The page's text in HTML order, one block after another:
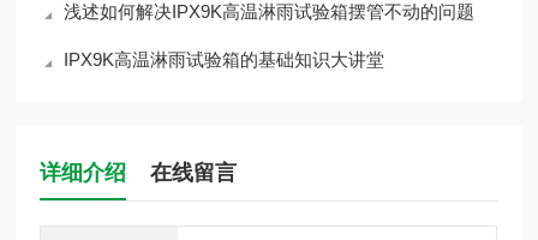
浅述如何解决IPX9K高温淋雨试验箱摆管不动的问题
IPX9K高温淋雨试验箱的基础知识大讲堂
详细介绍 在线留言